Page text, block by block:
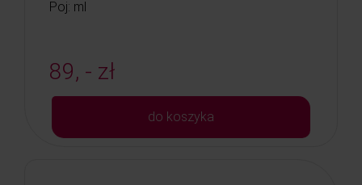
Poj: ml
89, - zł
do koszyka